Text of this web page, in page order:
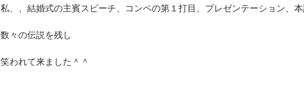
私、、結婚式の主賓スピーチ、コンペの第１打目、プレゼンテーション、
数々の伝説を残し
笑われて来ました＾＾